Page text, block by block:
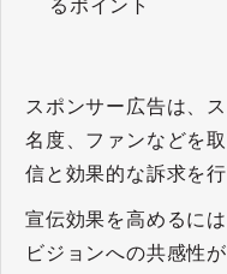
るポイント
スポンサー広告は、
名度、ファンなどを
信と効果的な訴求を
宣伝効果を高めるに
ビジョンへの共感性